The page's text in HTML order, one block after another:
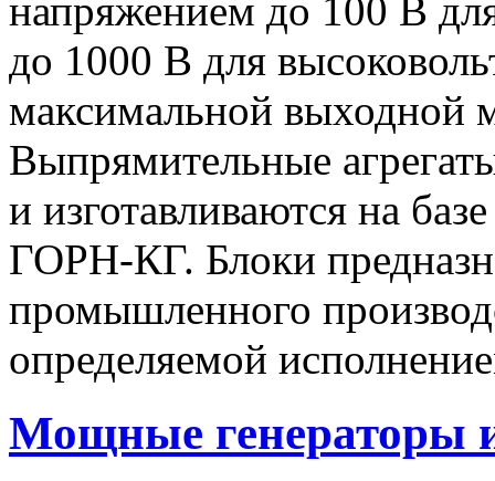
напряжением до 100 В
до 1000 В для
максимальной
Выпрямительные
и изготавливаются на
ГОРН-КГ. Блоки
промышленного
определяемой
Мощные